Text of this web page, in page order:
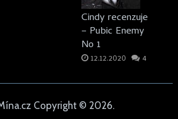
Cindy recenzuje
– Pubic Enemy
No 1
12.12.2020 4
Copyright © 2026.